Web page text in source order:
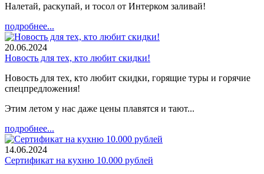
Налетай, раскупай, и тосол от Интерком заливай!
подробнее...
20.06.2024
Новость для тех, кто любит скидки!
Новость для тех, кто любит скидки, горящие туры и горячие
спецпредложения!
Этим летом у нас даже цены плавятся и тают...
подробнее...
14.06.2024
Сертификат на кухню 10.000 рублей